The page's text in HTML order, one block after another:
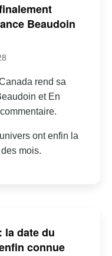
Beaudoin
rend sa
et En
ont enfin la
mois.
la date du
connue